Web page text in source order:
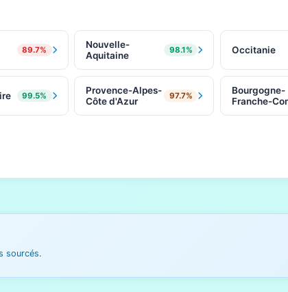
89.7%
Nouvelle-
Aquitaine
98.1% Occitanie
99.5%
Provence-Alpes-
Côte d'Azur
97.7%
Bourgogne-
Franche-
sourcés.